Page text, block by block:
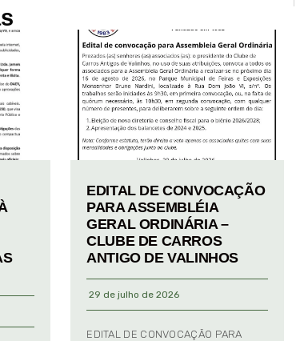
EDITAL DE CONVOCAÇÃO
PARA ASSEMBLÉIA
GERAL ORDINÁRIA –
CLUBE DE CARROS
ANTIGO DE VALINHOS
29 de julho de 2026
EDITAL DE CONVOCAÇÃO PARA